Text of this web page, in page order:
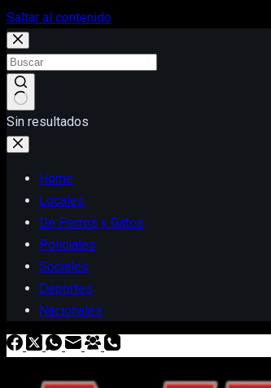
Saltar al contenido
Sin resultados
Home
Locales
De Perros y Gatos
Policiales
Sociales
Deportes
Nacionales